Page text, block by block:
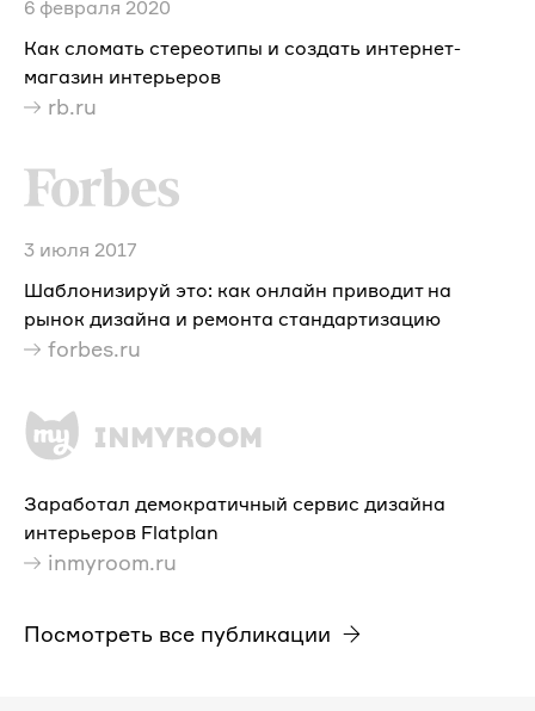
6 февраля 2020
Как сломать стереотипы и создать интернет-
магазин интерьеров
rb.ru
3 июля 2017
Шаблонизируй это: как онлайн приводит на
рынок дизайна и ремонта стандартизацию
forbes.ru
Заработал демократичный сервис дизайна
интерьеров Flatplan
inmyroom.ru
Посмотреть все публикации